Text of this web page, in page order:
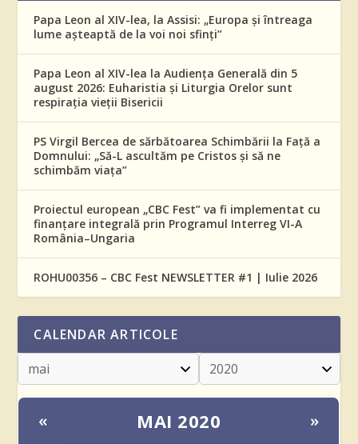
Papa Leon al XIV-lea, la Assisi: „Europa și întreaga
lume așteaptă de la voi noi sfinți”
Papa Leon al XIV-lea la Audiența Generală din 5
august 2026: Euharistia și Liturgia Orelor sunt
respirația vieții Bisericii
PS Virgil Bercea de sărbătoarea Schimbării la Față a
Domnului: „Să-L ascultăm pe Cristos și să ne
schimbăm viața”
Proiectul european „CBC Fest” va fi implementat cu
finanțare integrală prin Programul Interreg VI-A
România–Ungaria
ROHU00356 – CBC Fest NEWSLETTER #1 | Iulie 2026
CALENDAR ARTICOLE
« MAI 2020 »